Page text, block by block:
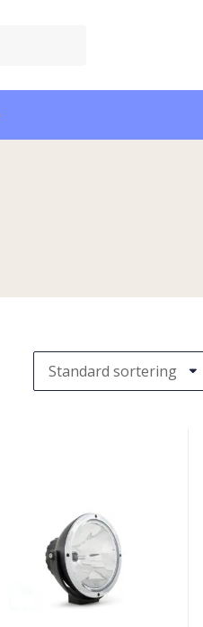
inkl.pære.
Ø=22,2